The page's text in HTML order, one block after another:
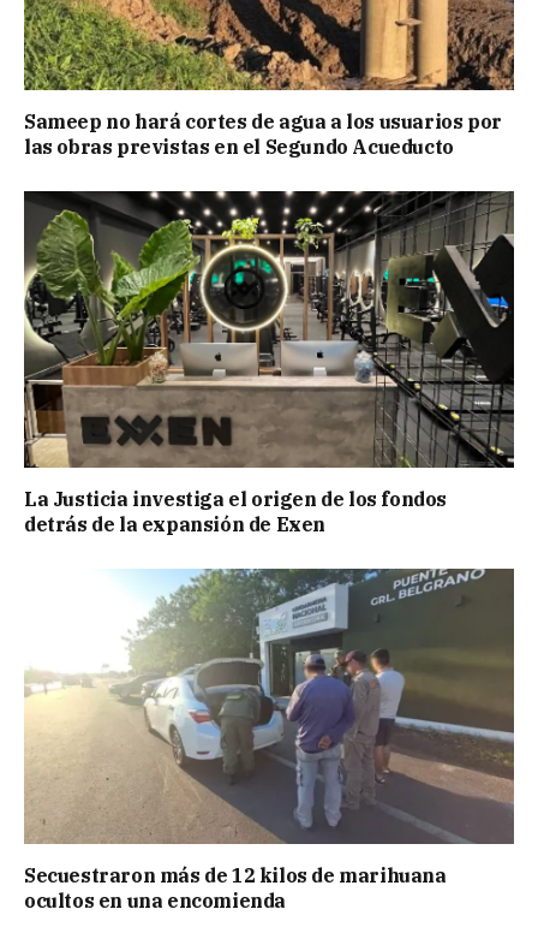
Sameep no hará cortes de agua a los usuarios por
las obras previstas en el Segundo Acueducto
La Justicia investiga el origen de los fondos
detrás de la expansión de Exen
Secuestraron más de 12 kilos de marihuana
ocultos en una encomienda